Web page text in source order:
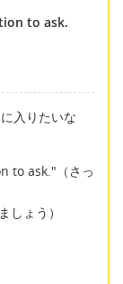
to ask.
入りたいな
to ask."（さっ
ょう）